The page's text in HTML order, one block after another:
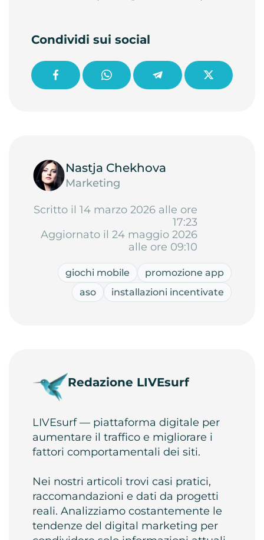
Condividi sui social
Nastja Chekhova
Marketing
Scritto il 14 marzo 2026 alle ore
17:23
Aggiornato il 24 maggio 2026
alle ore 09:10
giochi mobile
promozione app
aso
installazioni incentivate
Redazione LIVEsurf
LIVEsurf — piattaforma digitale per
aumentare il traffico e migliorare i
fattori comportamentali dei siti.
Nei nostri articoli trovi casi pratici,
raccomandazioni e dati da progetti
reali. Analizziamo costantemente le
tendenze del digital marketing per